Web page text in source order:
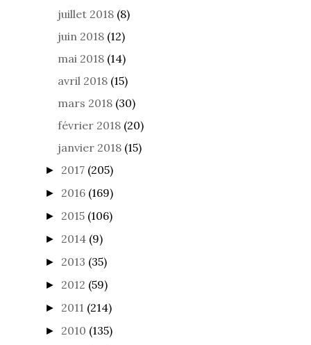
juillet 2018 (8)
juin 2018 (12)
mai 2018 (14)
avril 2018 (15)
mars 2018 (30)
février 2018 (20)
janvier 2018 (15)
► 2017 (205)
► 2016 (169)
► 2015 (106)
► 2014 (9)
► 2013 (35)
► 2012 (59)
► 2011 (214)
► 2010 (135)